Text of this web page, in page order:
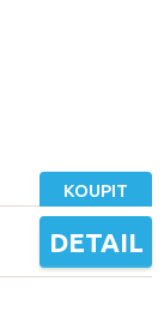
KOUPIT
DETAIL